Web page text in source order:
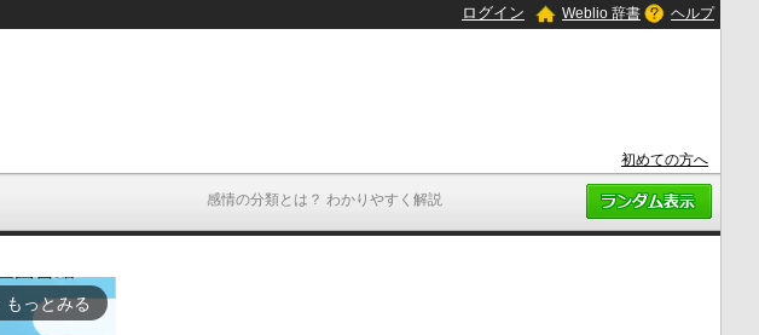
感情の分類とは？ わかりやすく解説
ログイン Weblio 辞書 ヘルプ
初めての方へ
もっとみる